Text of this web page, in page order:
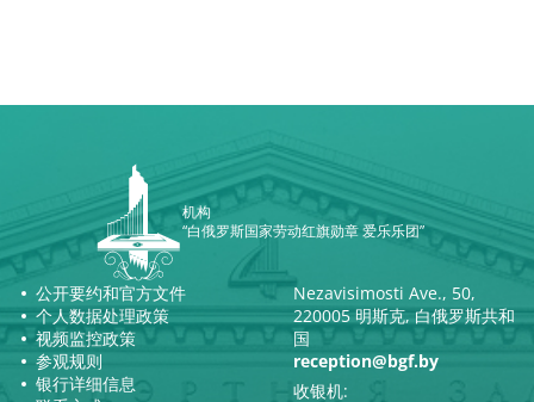
机构
“白俄罗斯国家劳动红旗勋章 爱乐乐团”
公开要约和官方文件
个人数据处理政策
视频监控政策
参观规则
银行详细信息
Nezavisimosti Ave., 50,
220005 明斯克, 白俄罗斯共和
国
reception@bgf.by
收银机: